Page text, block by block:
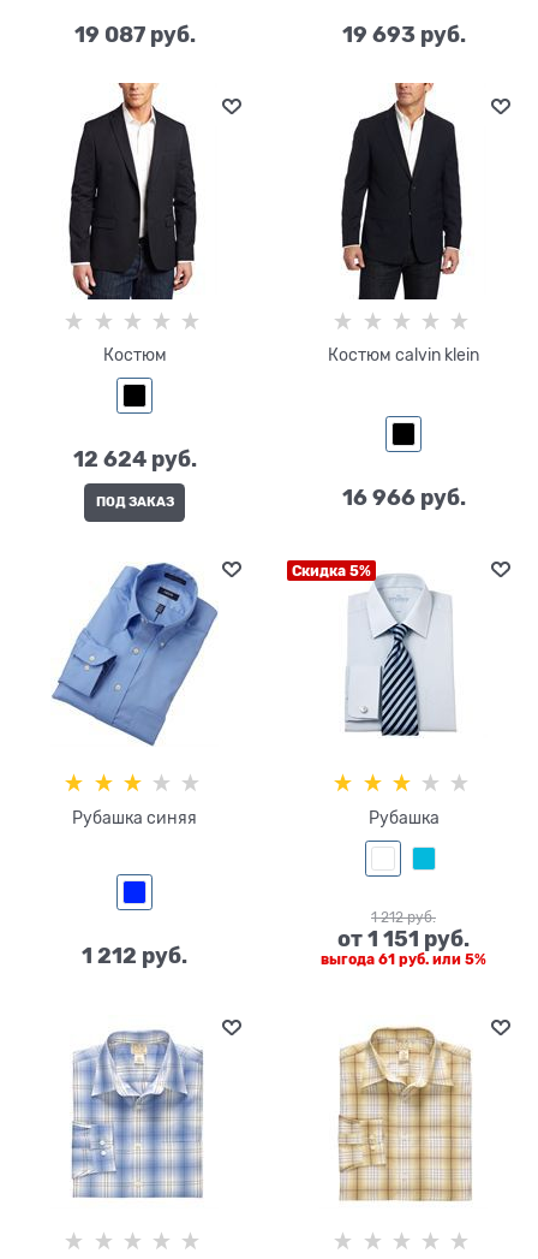
19 087 руб. 19 693 руб.
Костюм
12 624 руб.
ПОД ЗАКАЗ
Костюм calvin klein
16 966 руб.
Рубашка синяя
1 212 руб.
Скидка 5%
Рубашка
1 212 руб.
от1 151 руб.
выгода 61 руб. или 5%